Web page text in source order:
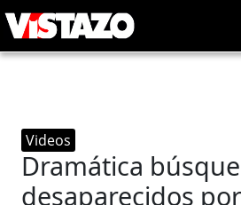
Videos
Dramática
desaparecidos